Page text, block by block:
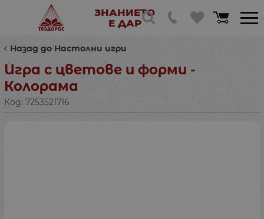
ЗНАНИЕТО
Е ДАР
Назад до Настолни игри
Игра с цветове и форми -
Колорама
Код: 7253521716